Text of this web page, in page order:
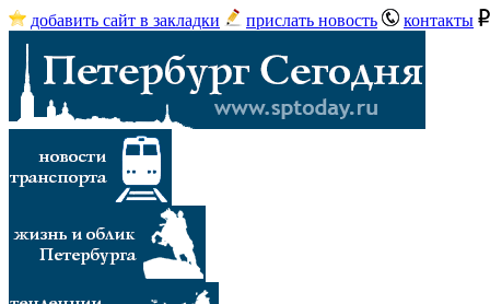
добавить сайт в закладки прислать новость контакты